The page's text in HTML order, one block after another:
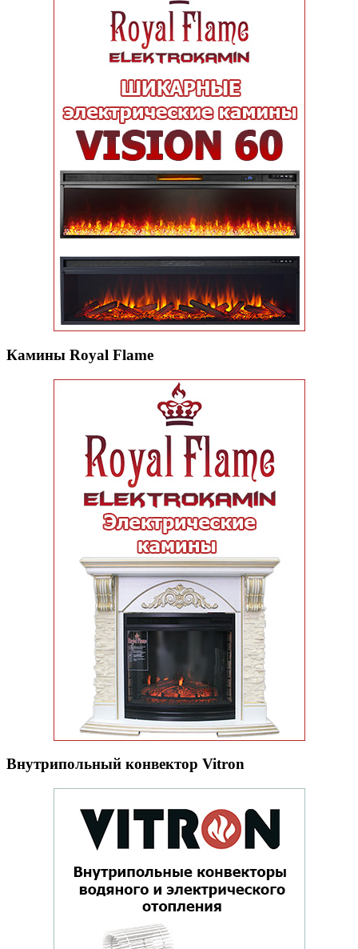
Камины Royal Flame
Внутрипольный конвектор Vitron